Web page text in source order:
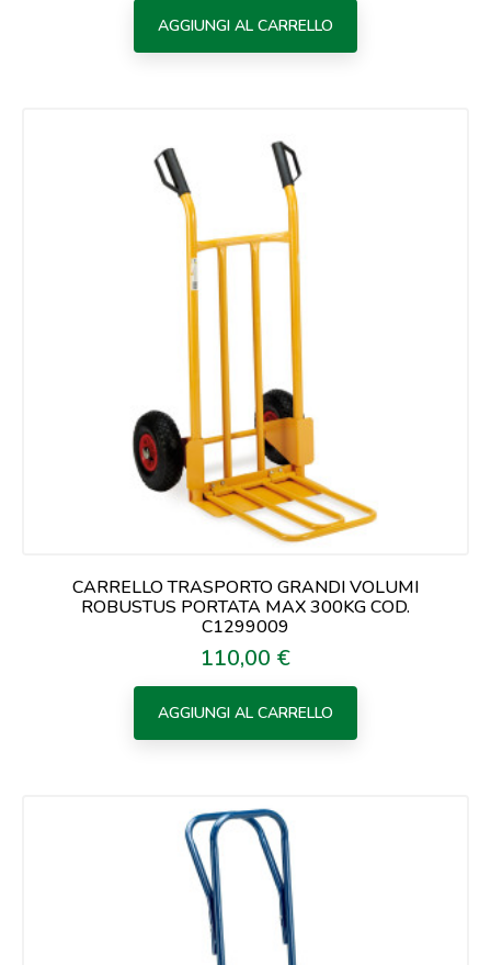
AGGIUNGI AL CARRELLO
CARRELLO TRASPORTO GRANDI VOLUMI
ROBUSTUS PORTATA MAX 300KG COD.
C1299009
Prezzo
110,00 €
AGGIUNGI AL CARRELLO